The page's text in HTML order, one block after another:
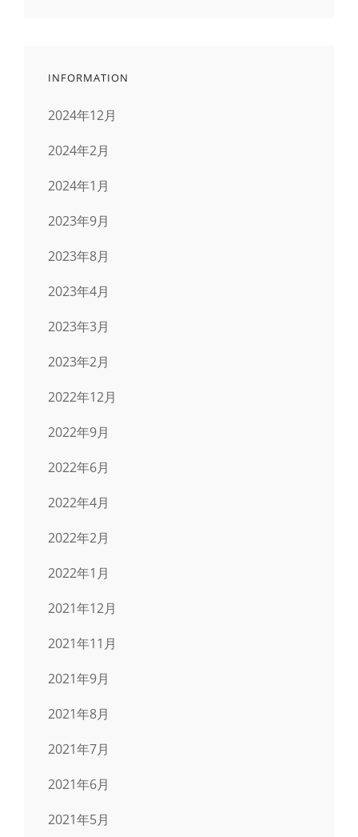
INFORMATION
2024年12月
2024年2月
2024年1月
2023年9月
2023年8月
2023年4月
2023年3月
2023年2月
2022年12月
2022年9月
2022年6月
2022年4月
2022年2月
2022年1月
2021年12月
2021年11月
2021年9月
2021年8月
2021年7月
2021年6月
2021年5月